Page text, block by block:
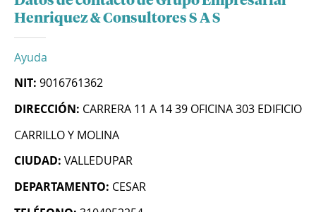
Henriquez & Consultores S A S
Ayuda
NIT: 9016761362
DIRECCIÓN: CARRERA 11 A 14 39 OFICINA 303 EDIFICIO
CARRILLO Y MOLINA
CIUDAD: VALLEDUPAR
DEPARTAMENTO: CESAR